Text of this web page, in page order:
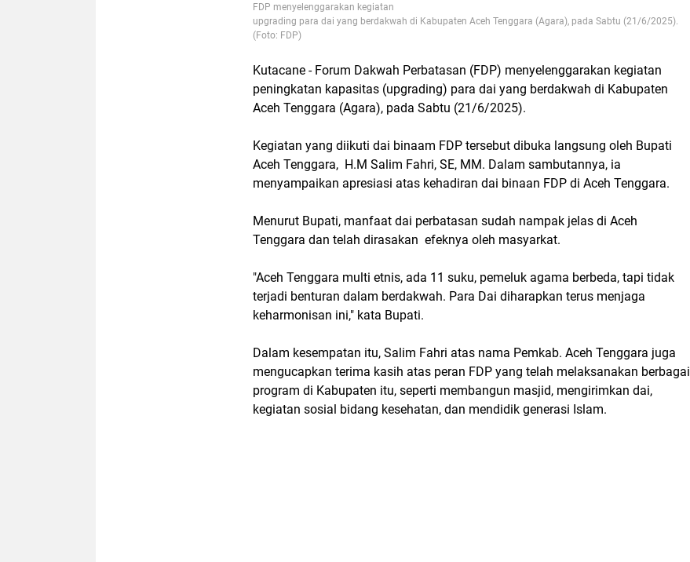
FDP menyelenggarakan kegiatan
upgrading para dai yang berdakwah di Kabupaten Aceh Tenggara (Agara), pada Sabtu (21/6/2025).
(Foto: FDP)
Kutacane - Forum Dakwah Perbatasan (FDP) menyelenggarakan kegiatan
peningkatan kapasitas (upgrading) para dai yang berdakwah di Kabupaten
Aceh Tenggara (Agara), pada Sabtu (21/6/2025).
Kegiatan yang diikuti dai binaam FDP tersebut dibuka langsung oleh Bupati
Aceh Tenggara, H.M Salim Fahri, SE, MM. Dalam sambutannya, ia
menyampaikan apresiasi atas kehadiran dai binaan FDP di Aceh Tenggara.
Menurut Bupati, manfaat dai perbatasan sudah nampak jelas di Aceh
Tenggara dan telah dirasakan efeknya oleh masyarkat.
"Aceh Tenggara multi etnis, ada 11 suku, pemeluk agama berbeda, tapi tidak
terjadi benturan dalam berdakwah. Para Dai diharapkan terus menjaga
keharmonisan ini," kata Bupati.
Dalam kesempatan itu, Salim Fahri atas nama Pemkab. Aceh Tenggara juga
mengucapkan terima kasih atas peran FDP yang telah melaksanakan berbagai
program di Kabupaten itu, seperti membangun masjid, mengirimkan dai,
kegiatan sosial bidang kesehatan, dan mendidik generasi Islam.